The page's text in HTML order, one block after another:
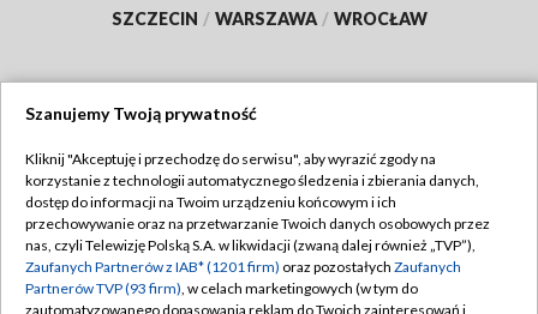
SZCZECIN / WARSZAWA / WROCŁAW
TVP
Abonament TVP
Emisja w TVP
Centrum informacji TVP
Regulamin TVP
Polityka prywatności
Moje zgody
Szanujemy Twoją prywatność
Kliknij "Akceptuję i przechodzę do serwisu", aby wyrazić zgody na
korzystanie z technologii automatycznego śledzenia i zbierania danych,
dostęp do informacji na Twoim urządzeniu końcowym i ich
przechowywanie oraz na przetwarzanie Twoich danych osobowych przez
nas, czyli Telewizję Polską S.A. w likwidacji (zwaną dalej również „TVP”),
Zaufanych Partnerów z IAB* (1201 firm) oraz pozostałych Zaufanych
Partnerów TVP (93 firm), w celach marketingowych (w tym do
zautomatyzowanego dopasowania reklam do Twoich zainteresowań i